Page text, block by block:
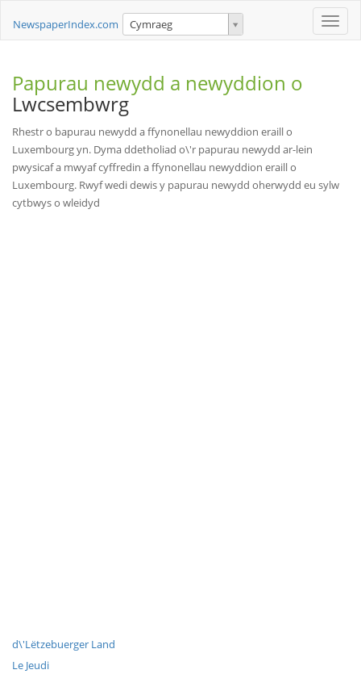
Toggle
NewspaperIndex.com Cymraeg
Papurau newydd a newyddion o
Lwcsembwrg
Rhestr o bapurau newydd a ffynonellau newyddion eraill o
Luxembourg yn. Dyma ddetholiad o\'r papurau newydd ar-lein
pwysicaf a mwyaf cyffredin a ffynonellau newyddion eraill o
Luxembourg. Rwyf wedi dewis y papurau newydd oherwydd eu sylw
cytbwys o wleidyd
d\'Lëtzebuerger Land
Le Jeudi